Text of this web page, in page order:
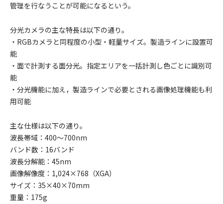
管理を行なうことが可能になるという。
分光カメラの主な特長は以下の通り。
・RGBカメラと同程度の小型・軽量サイズ。製造ラインに設置可
能
・面で計測する面分光。指定エリアを一括計測し色ごとに識別可
能
・分光機能に加え，製造ラインで必要とされる画像処理機能も利
用可能
主な仕様は以下の通り。
波長帯域：400～700nm
バンド数：16バンド
波長分解能：45nm
画像解像度：1,024×768（XGA）
サイズ：35×40×70mm
重量：175g